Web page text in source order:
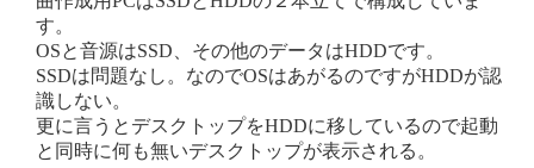
す。
OSと音源はSSD、その他のデータはHDDです。
SSDは問題なし。なのでOSはあがるのですがHDDが認
識しない。
更に言うとデスクトップをHDDに移しているので起動
と同時に何も無いデスクトップが表示される。